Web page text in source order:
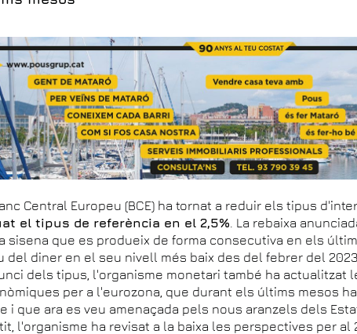
Central Europeu (BCE) ha tornat a reduir els tipus
el tipus de referència en el 2,5% . La rebaixa
sisena que es produeix de forma consecutiva en els
del diner en el seu nivell més baix des del febrer del
dels tipus, l'organisme monetari també ha actualitzat
per a l'eurozona, que durant els últims mesos
i que ara es veu amenaçada pels nous aranzels dels
l'organisme ha revisat a la baixa les perspectives per al